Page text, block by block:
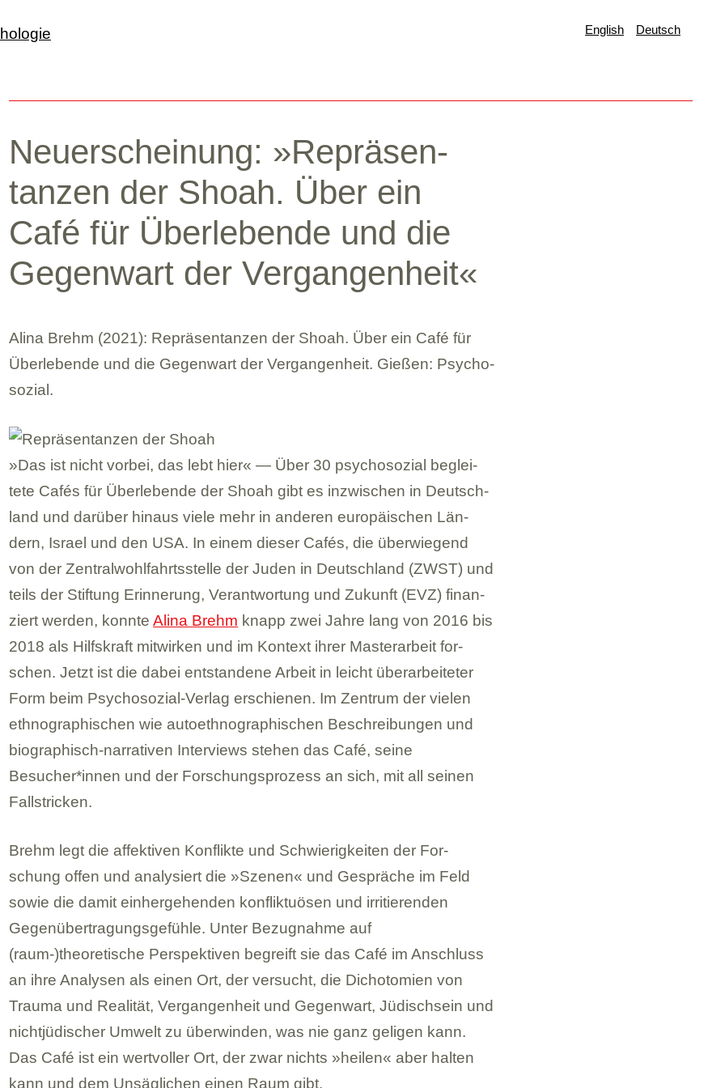
English Deutsch
Neu­erschei­nung: »Reprä­sen­
tan­zen der Shoah. Über ein
Café für Über­le­bende und die
Gegen­wart der Ver­gan­gen­heit«
Alina Brehm (2021): Reprä­sen­tan­zen der Shoah. Über ein Café für
Über­le­bende und die Gegen­wart der Ver­gan­gen­heit. Gie­ßen: Psy­cho­
so­zial.
»Das ist nicht vor­bei, das lebt hier« — Über 30 psy­cho­so­zial beglei­
tete Cafés für Über­le­bende der Shoah gibt es inzwi­schen in Deutsch­
land und dar­über hin­aus viele mehr in ande­ren euro­päi­schen Län­
dern, Israel und den USA. In einem die­ser Cafés, die über­wie­gend
von der Zen­tral­wohl­fahrts­stelle der Juden in Deutsch­land (ZWST) und
teils der Stif­tung Erin­ne­rung, Ver­ant­wor­tung und Zukunft (EVZ) finan­
ziert wer­den, konnteAlina Brehm knapp zwei Jahre lang von 2016 bis
2018 als Hilfs­kraft mit­wir­ken und im Kon­text ihrer Mas­ter­ar­beit for­
schen. Jetzt ist die dabei ent­stan­dene Arbeit in leicht über­ar­bei­te­ter
Form beim Psy­cho­so­zial-Ver­lag erschie­nen. Im Zen­trum der vie­len
eth­no­gra­phi­schen wie auto­eth­no­gra­phi­schen Beschrei­bun­gen und
bio­gra­phisch-nar­ra­ti­ven Inter­views ste­hen das Café, seine
Besucher*innen und der For­schungs­pro­zess an sich, mit all sei­nen
Fall­stri­cken.
Brehm legt die affek­ti­ven Kon­flikte und Schwie­rig­kei­ten der For­
schung offen und ana­ly­siert die »Sze­nen« und Gesprä­che im Feld
sowie die damit ein­her­ge­hen­den kon­flik­tuö­sen und irri­tie­ren­den
Gegen­über­tra­gungs­ge­fühle. Unter Bezug­nahme auf
(raum-)theoretische Per­spek­ti­ven begreift sie das Café im Anschluss
an ihre Ana­ly­sen als einen Ort, der ver­sucht, die Dicho­to­mien von
Trauma und Rea­li­tät, Ver­gan­gen­heit und Gegen­wart, Jüdisch­sein und
nicht­jü­di­scher Umwelt zu über­win­den, was nie ganz geli­gen kann.
Das Café ist ein wert­vol­ler Ort, der zwar nichts »hei­len« aber hal­ten
kann und dem Unsäg­li­chen einen Raum gibt.